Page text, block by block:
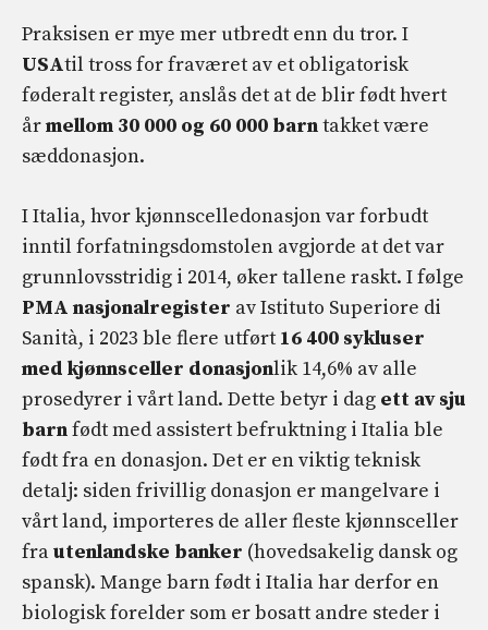
Praksisen er mye mer utbredt enn du tror. I
USAtil tross for fraværet av et obligatorisk
føderalt register, anslås det at de blir født hvert
årmellom 30 000 og 60 000 barntakket være
sæddonasjon.
I Italia, hvor kjønnscelledonasjon var forbudt
inntil forfatningsdomstolen avgjorde at det var
grunnlovsstridig i 2014, øker tallene raskt. I følge
PMA nasjonalregister av Istituto Superiore di
Sanità, i 2023 ble flere utført 16 400 sykluser
med kjønnsceller donasjonlik 14,6% av alle
prosedyrer i vårt land. Dette betyr i dag ett av sju
barnfødt med assistert befruktning i Italia ble
født fra en donasjon. Det er en viktig teknisk
detalj: siden frivillig donasjon er mangelvare i
vårt land, importeres de aller fleste kjønnsceller
frautenlandske banker (hovedsakelig dansk og
spansk). Mange barn født i Italia har derfor en
biologisk forelder som er bosatt andre steder i